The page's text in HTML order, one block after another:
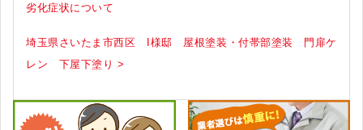
劣化症状について
埼玉県さいたま市西区 I様邸 屋根塗装・付帯部塗装 門扉ケ
レン 下屋下塗り >